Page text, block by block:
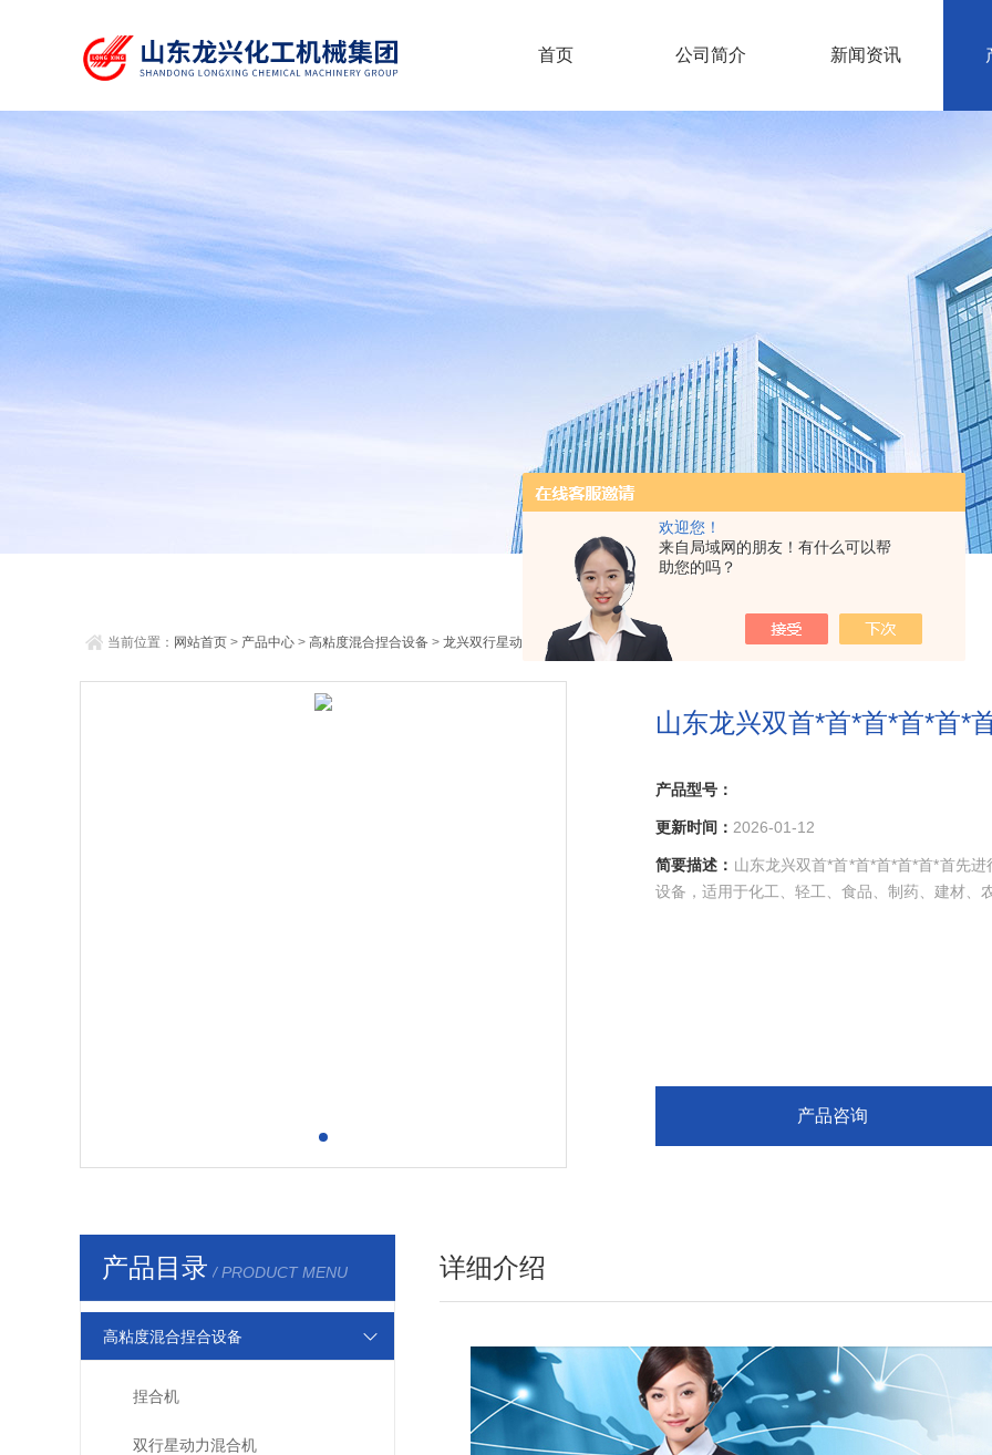
欢迎您！
来自局域网的朋友！有什么可以帮
助您的吗？
首页 公司简介 新闻资讯
当前位置： 网站首页 > 产品中心 > 高粘度混合捏合设备 > 龙兴双行星动力混合机> 山东龙兴双首*首*首*首*首*首*首先进行星动力混
合机
山东龙兴双首*首*首*首*首*
产品型号：
更新时间： 2026-01-12
简要描述： 山东龙兴双首*首*首*首*首*首*首先
设备，适用于化工、轻工、食品、制药、建材、
产品咨询
产品目录 / PRODUCT MENU
高粘度混合捏合设备
捏合机
双行星动力混合机
详细介绍